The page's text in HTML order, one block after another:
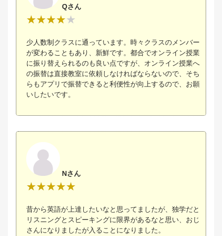
Qさん
少人数制クラスに通っています。時々クラスのメンバー
が変わることもあり、新鮮です。都合でオンライン授業
に振り替えられるのも良い点ですが、オンライン授業へ
の振替は直接教室に依頼しなければならないので、そち
らもアプリで振替できると利便性が向上するので、お願
いしたいです。
Nさん
昔から英語が上達したいなと思ってましたが、独学だと
リスニングとスピーキングに限界があるなと思い、おじ
さんになりましたが入ることになりました。